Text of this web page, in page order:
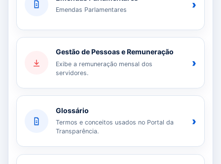
Emendas Parlamentares ›
Gestão de Pessoas e Remuneração
Exibe a remuneração mensal dos
servidores.
›
Glossário
Termos e conceitos usados no Portal da
Transparência.
›